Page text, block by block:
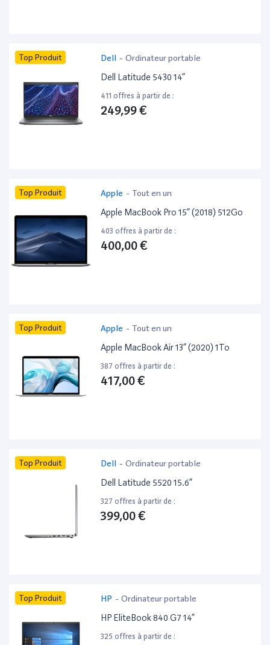
Top Produit Dell - Ordinateur portable
Dell Latitude 5430 14”
411 offres à partir de :
249,99 €
Top Produit Apple - Tout en un
Apple MacBook Pro 15” (2018) 512Go
403 offres à partir de :
400,00 €
Top Produit Apple - Tout en un
Apple MacBook Air 13” (2020) 1To
387 offres à partir de :
417,00 €
Top Produit Dell - Ordinateur portable
Dell Latitude 5520 15.6”
327 offres à partir de :
399,00 €
Top Produit HP - Ordinateur portable
HP EliteBook 840 G7 14”
325 offres à partir de :